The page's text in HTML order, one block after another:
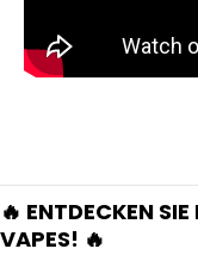
🔥 ENTDECKEN
VAPES! 🔥